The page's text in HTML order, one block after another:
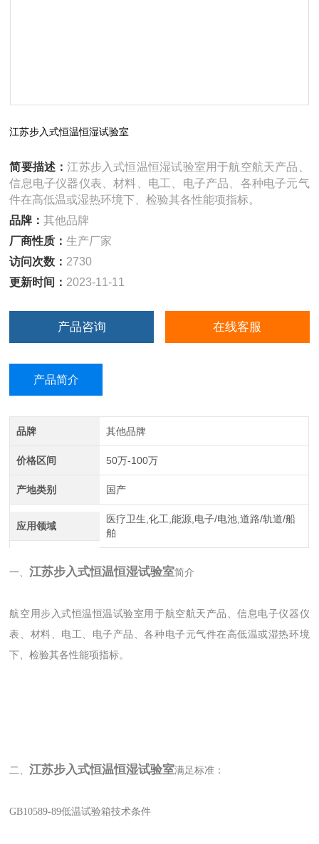
江苏步入式恒温恒湿试验室
简要描述：江苏步入式恒温恒湿试验室用于航空航天产品、
信息电子仪器仪表、材料、电工、电子产品、各种电子元气
件在高低温或湿热环境下、检验其各性能项指标。
品牌：其他品牌
厂商性质：生产厂家
访问次数： 2730
更新时间： 2023-11-11
产品咨询 在线客服
产品简介
品牌 其他品牌
价格区间 50万-100万
产地类别 国产
应用领域
医疗卫生,化工,能源,电子/电池,道路/轨道/船
舶
一、江苏步入式恒温恒湿试验室简介
航空用步入式恒温恒温试验室用于航空航天产品、信息电子仪器仪
表、材料、电工、电子产品、各种电子元气件在高低温或湿热环境
下、检验其各性能项指标。
二、江苏步入式恒温恒湿试验室满足标准：
GB10589-89低温试验箱技术条件